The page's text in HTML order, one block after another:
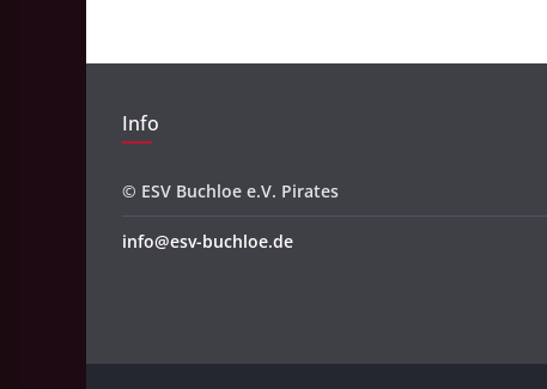
Info
© ESV Buchloe e.V. Pirates
info@esv-buchloe.de